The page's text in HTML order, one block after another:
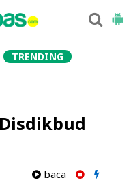
TRENDING
baca